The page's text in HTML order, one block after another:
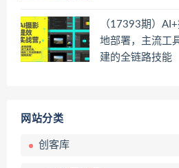
（17393期）
地部署，主流工
建的全链路技能
网站分类
创客库